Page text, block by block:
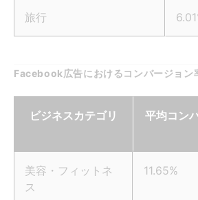
旅行
Facebook広告におけるコンバージョン
ビジネスカテゴリ
平均コン
美容・フィットネ
ス
11.65%